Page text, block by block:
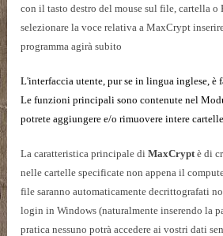
con il tasto destro del mouse sul file, cartella o
selezionare la voce relativa a MaxCrypt
programma agirà subito
L'interfaccia utente, pur se in lingua inglese, è
Le funzioni principali sono contenute nel
potrete aggiungere e/o rimuovere intere
La caratteristica principale diMaxCrypt è di
nelle cartelle specificate non appena il
file saranno automaticamente decrittografati
login in Windows (naturalmente inserendo la
pratica nessuno potrà accedere ai vostri dati